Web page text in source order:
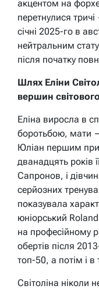
акцентом на
перетнулися
січні 2025-го в
нейтральним
після початку
Шлях Еліни
вершин
Еліна виросла в
боротьбою, мати
Юліан першим
дванадцять років
Сапронов, і
серйозних
показувала
юніорський
на професійному
обертів після
топ-50, а потім і
Світоліна ніколи